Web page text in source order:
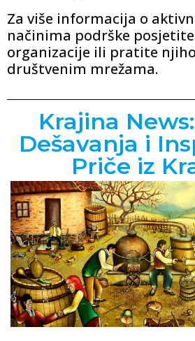
Za više informacija o
načinima podrške
organizacije ili pratite
društvenim mrežama.
Krajina
Dešavanja i
Priče iz